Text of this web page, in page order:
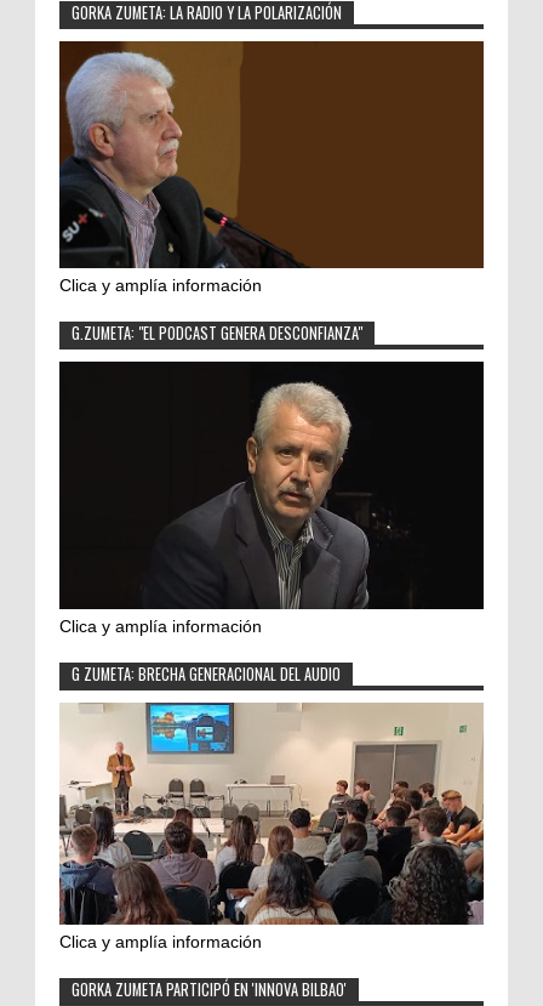
GORKA ZUMETA: LA RADIO Y LA POLARIZACIÓN
Clica y amplía información
G.ZUMETA: "EL PODCAST GENERA DESCONFIANZA"
Clica y amplía información
G ZUMETA: BRECHA GENERACIONAL DEL AUDIO
Clica y amplía información
GORKA ZUMETA PARTICIPÓ EN 'INNOVA BILBAO'